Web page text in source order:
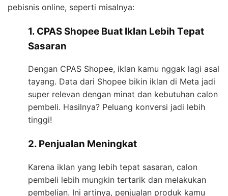
pebisnis online, seperti misalnya:
1. CPAS Shopee Buat Iklan Lebih Tepat
Sasaran
Dengan CPAS Shopee, iklan kamu nggak lagi asal
tayang. Data dari Shopee bikin iklan di Meta jadi
super relevan dengan minat dan kebutuhan calon
pembeli. Hasilnya? Peluang konversi jadi lebih
tinggi!
2. Penjualan Meningkat
Karena iklan yang lebih tepat sasaran, calon
pembeli lebih mungkin tertarik dan melakukan
pembelian. Ini artinya, penjualan produk kamu